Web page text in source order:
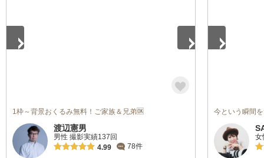
1枠～背景おくるみ無料！ご家族＆兄弟🆗
渡辺憲男
男性 撮影実績137回
4.99
78件
今という瞬間
女